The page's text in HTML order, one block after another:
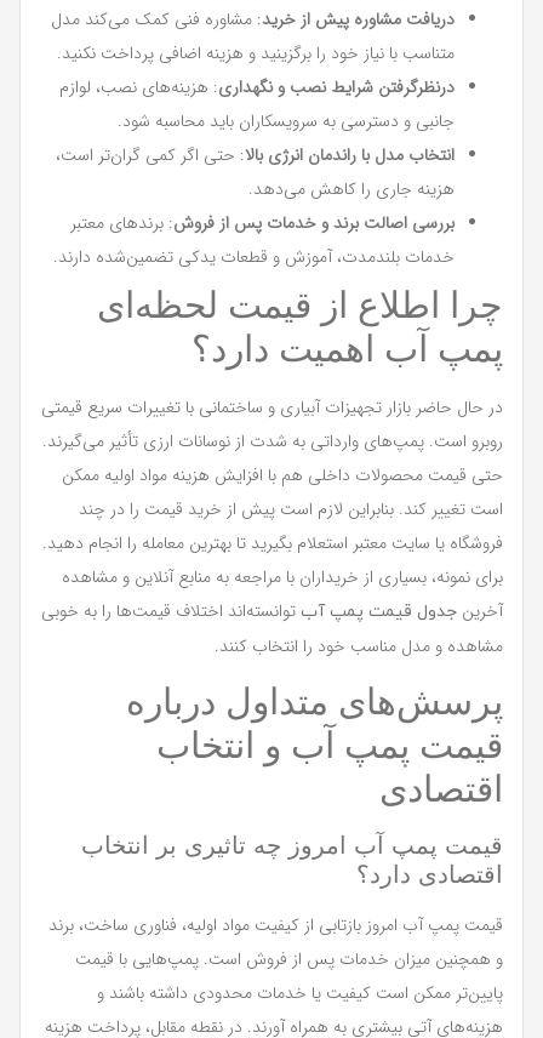
دریافت مشاوره پیش از خرید: مشاوره فنی کمک می‌کند مدل
متناسب با نیاز خود را برگزینید و هزینه اضافی پرداخت نکنید.
درنظرگرفتن شرایط نصب و نگهداری: هزینه‌های نصب، لوازم
جانبی و دسترسی به سرویسکاران باید محاسبه شود.
انتخاب مدل با راندمان انرژی بالا: حتی اگر کمی گران‌تر است،
هزینه جاری را کاهش می‌دهد.
بررسی اصالت برند و خدمات پس از فروش: برندهای معتبر
خدمات بلندمدت، آموزش و قطعات یدکی تضمین‌شده دارند.
چرا اطلاع از قیمت لحظه‌ای
پمپ آب اهمیت دارد؟
در حال حاضر بازار تجهیزات آبیاری و ساختمانی با تغییرات سریع قیمتی
روبرو است. پمپ‌های وارداتی به شدت از نوسانات ارزی تأثیر می‌گیرند.
حتی قیمت محصولات داخلی هم با افزایش هزینه مواد اولیه ممکن
است تغییر کند. بنابراین لازم است پیش از خرید قیمت را در چند
فروشگاه یا سایت معتبر استعلام بگیرید تا بهترین معامله را انجام دهید.
برای نمونه، بسیاری از خریداران با مراجعه به منابع آنلاین و مشاهده
آخرین جدول قیمت پمپ آب توانسته‌اند اختلاف قیمت‌ها را به خوبی
مشاهده و مدل مناسب خود را انتخاب کنند.
پرسش‌های متداول درباره
قیمت پمپ آب و انتخاب
اقتصادی
قیمت پمپ آب امروز چه تاثیری بر انتخاب
اقتصادی دارد؟
قیمت پمپ آب امروز بازتابی از کیفیت مواد اولیه، فناوری ساخت، برند
و همچنین میزان خدمات پس از فروش است. پمپ‌هایی با قیمت
پایین‌تر ممکن است کیفیت یا خدمات محدودی داشته باشند و
هزینه‌های آتی بیشتری به همراه آورند. در نقطه مقابل، پرداخت هزینه